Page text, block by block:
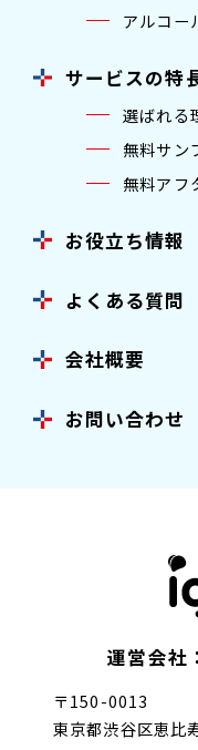
アルコー
サービスの特
選ばれる
無料サン
無料アフ
お役立ち情報
よくある質問
会社概要
お問い合わせ
運営会社
〒150-0013
東京都渋谷区恵比